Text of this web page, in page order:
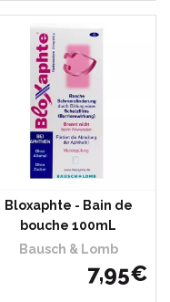
Bloxaphte - Bain de
bouche 100mL
Bausch & Lomb
7,95€